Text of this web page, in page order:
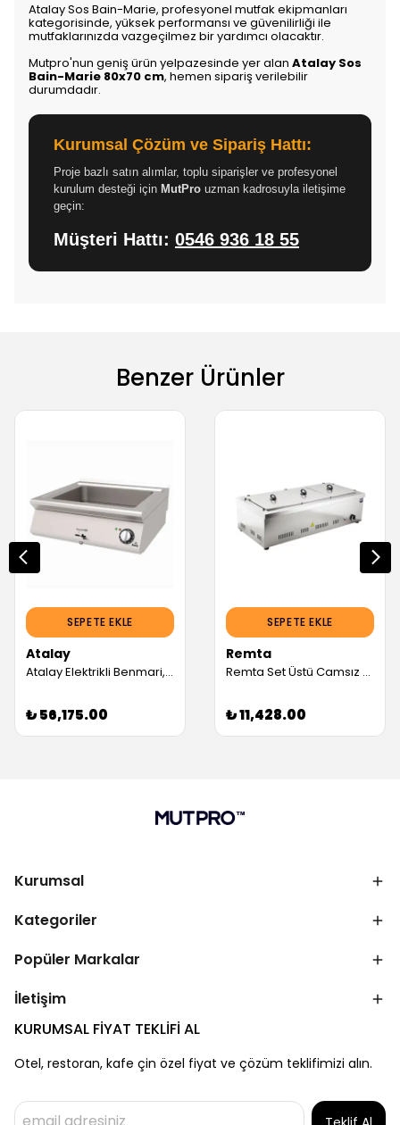
Atalay Sos Bain-Marie, profesyonel mutfak ekipmanları
kategorisinde, yüksek performansı ve güvenilirliği ile
mutfaklarınızda vazgeçilmez bir yardımcı olacaktır.
Mutpro'nun geniş ürün yelpazesinde yer alan Atalay Sos
Bain-Marie 80x70 cm, hemen sipariş verilebilir
durumdadır.
Kurumsal Çözüm ve Sipariş Hattı:
Proje bazlı satın alımlar, toplu siparişler ve profesyonel
kurulum desteği için MutPro uzman kadrosuyla iletişime
geçin:
Müşteri Hattı: 0546 936 18 55
Benzer Ürünler
SEPETE EKLE
Atalay
Atalay Elektrikli Benmari, 80x73 Cm (Servis Garantili)
₺ 56,175.00
SEPETE EKLE
Remta
Remta Set Üstü Camsız Benmari, 3'lü, Elektrikli (Servis Garantili)
₺ 11,428.00
Kurumsal
Kategoriler
Popüler Markalar
İletişim
KURUMSAL FİYAT TEKLİFİ AL
Otel, restoran, kafe çin özel fiyat ve çözüm teklifimizi alın.